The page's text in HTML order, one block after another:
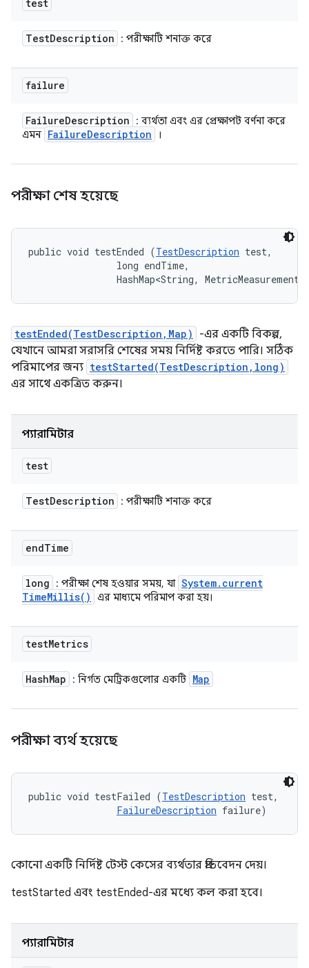
test
TestDescription : পরীক্ষাটি শনাক্ত করে
failure
FailureDescription
: ব্যর্থতা এবং এর প্রেক্ষাপট বর্ণনা করে
এমন FailureDescription ।
পরীক্ষা শেষ হয়েছে
public void testEnded (TestDescription test,
                long endTime,
HashMap<String,
testEnded(TestDescription,Map)
-এর একটি বিকল্প,
যেখানে আমরা সরাসরি শেষের সময় নির্দিষ্ট করতে পারি। সঠিক
পরিমাপের জন্য testStarted(TestDescription,long)
এর সাথে একত্রিত করুন।
প্যারামিটার
test
TestDescription : পরীক্ষাটি শনাক্ত করে
endTime
long : পরীক্ষা শেষ হওয়ার সময়, যা System. current
TimeMillis( ) এর মাধ্যমে পরিমাপ করা হয়।
testMetrics
HashMap : নির্গত মেট্রিকগুলোর একটি Map
পরীক্ষা ব্যর্থ হয়েছে
public void testFailed (TestDescription test,
FailureDescription failure)
কোনো একটি নির্দিষ্ট টেস্ট কেসের ব্যর্থতার প্রতিবেদন দেয়।
testStarted এবং testEnded-এর মধ্যে কল করা হবে।
প্যারামিটার